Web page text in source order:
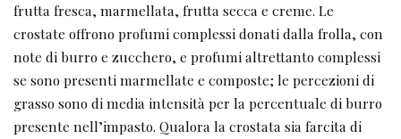
frutta fresca, marmellata, frutta secca e creme. Le
crostate offrono profumi complessi donati dalla frolla, con
note di burro e zucchero, e profumi altrettanto complessi
se sono presenti marmellate e composte; le percezioni di
grasso sono di media intensità per la percentuale di burro
presente nell’impasto. Qualora la crostata sia farcita di